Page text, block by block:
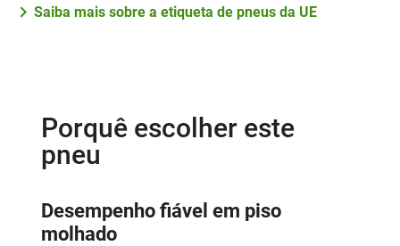
Saiba mais sobre a etiqueta de pneus da UE
Porquê escolher este
pneu
Desempenho fiável em piso
molhado